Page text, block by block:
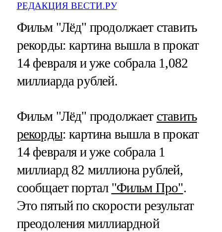
РЕДАКЦИЯ ВЕСТИ.РУ
Фильм "Лёд" продолжает ставить
рекорды: картина вышла в прокат
14 февраля и уже собрала 1,082
миллиарда рублей.
Фильм "Лёд" продолжает ставить
рекорды: картина вышла в прокат
14 февраля и уже собрала 1
миллиард 82 миллиона рублей,
сообщает портал "Фильм Про".
Это пятый по скорости результат
преодоления миллиардной